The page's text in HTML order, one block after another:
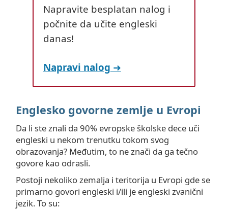
Napravite besplatan nalog i
počnite da učite engleski
danas!
Napravi nalog
Englesko govorne zemlje u Evropi
Da li ste znali da 90% evropske školske dece uči
engleski u nekom trenutku tokom svog
obrazovanja? Međutim, to ne znači da ga tečno
govore kao odrasli.
Postoji nekoliko zemalja i teritorija u Evropi gde se
primarno govori engleski i/ili je engleski zvanični
jezik. To su: